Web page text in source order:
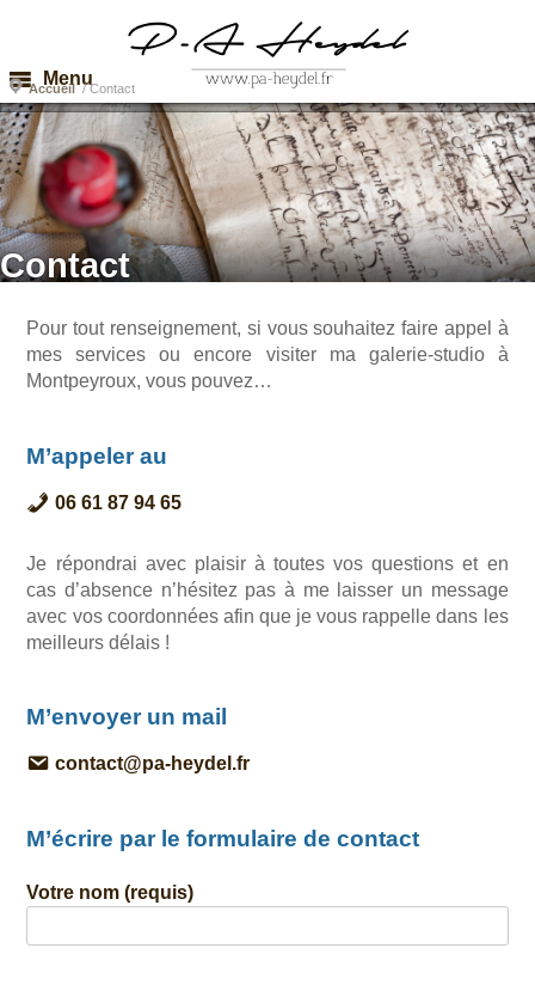
Menu
Accueil /Contact
Contact
Pour tout renseignement, si vous souhaitez faire appel à
mes services ou encore visiter ma galerie-studio à
Montpeyroux, vous pouvez…
M’appeler au
06 61 87 94 65
Je répondrai avec plaisir à toutes vos questions et en
cas d’absence n’hésitez pas à me laisser un message
avec vos coordonnées afin que je vous rappelle dans les
meilleurs délais !
M’envoyer un mail
contact@pa-heydel.fr
M’écrire par le formulaire de contact
Votre nom (requis)